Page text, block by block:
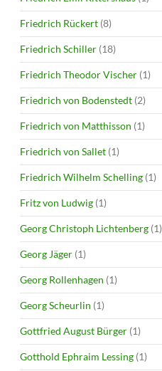
Friedrich Rückert (8)
Friedrich Schiller (18)
Friedrich Theodor Vischer (1)
Friedrich von Bodenstedt (2)
Friedrich von Matthisson (1)
Friedrich von Sallet (1)
Friedrich Wilhelm Schelling (1)
Fritz von Ludwig (1)
Georg Christoph Lichtenberg (1)
Georg Jäger (1)
Georg Rollenhagen (1)
Georg Scheurlin (1)
Gottfried August Bürger (1)
Gotthold Ephraim Lessing (1)